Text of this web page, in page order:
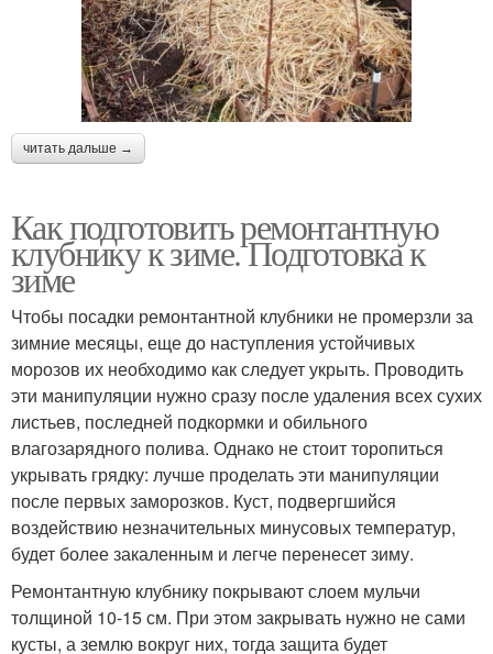
читать дальше →
Как подготовить ремонтантную
клубнику к зиме. Подготовка к
зиме
Чтобы посадки ремонтантной клубники не промерзли за
зимние месяцы, еще до наступления устойчивых
морозов их необходимо как следует укрыть. Проводить
эти манипуляции нужно сразу после удаления всех сухих
листьев, последней подкормки и обильного
влагозарядного полива. Однако не стоит торопиться
укрывать грядку: лучше проделать эти манипуляции
после первых заморозков. Куст, подвергшийся
воздействию незначительных минусовых температур,
будет более закаленным и легче перенесет зиму.
Ремонтантную клубнику покрывают слоем мульчи
толщиной 10-15 см. При этом закрывать нужно не сами
кусты, а землю вокруг них, тогда защита будет